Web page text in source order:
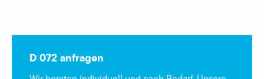
D 072 anfragen